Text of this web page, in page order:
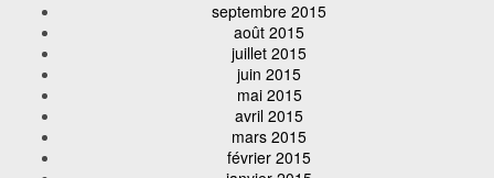
septembre 2015
août 2015
juillet 2015
juin 2015
mai 2015
avril 2015
mars 2015
février 2015